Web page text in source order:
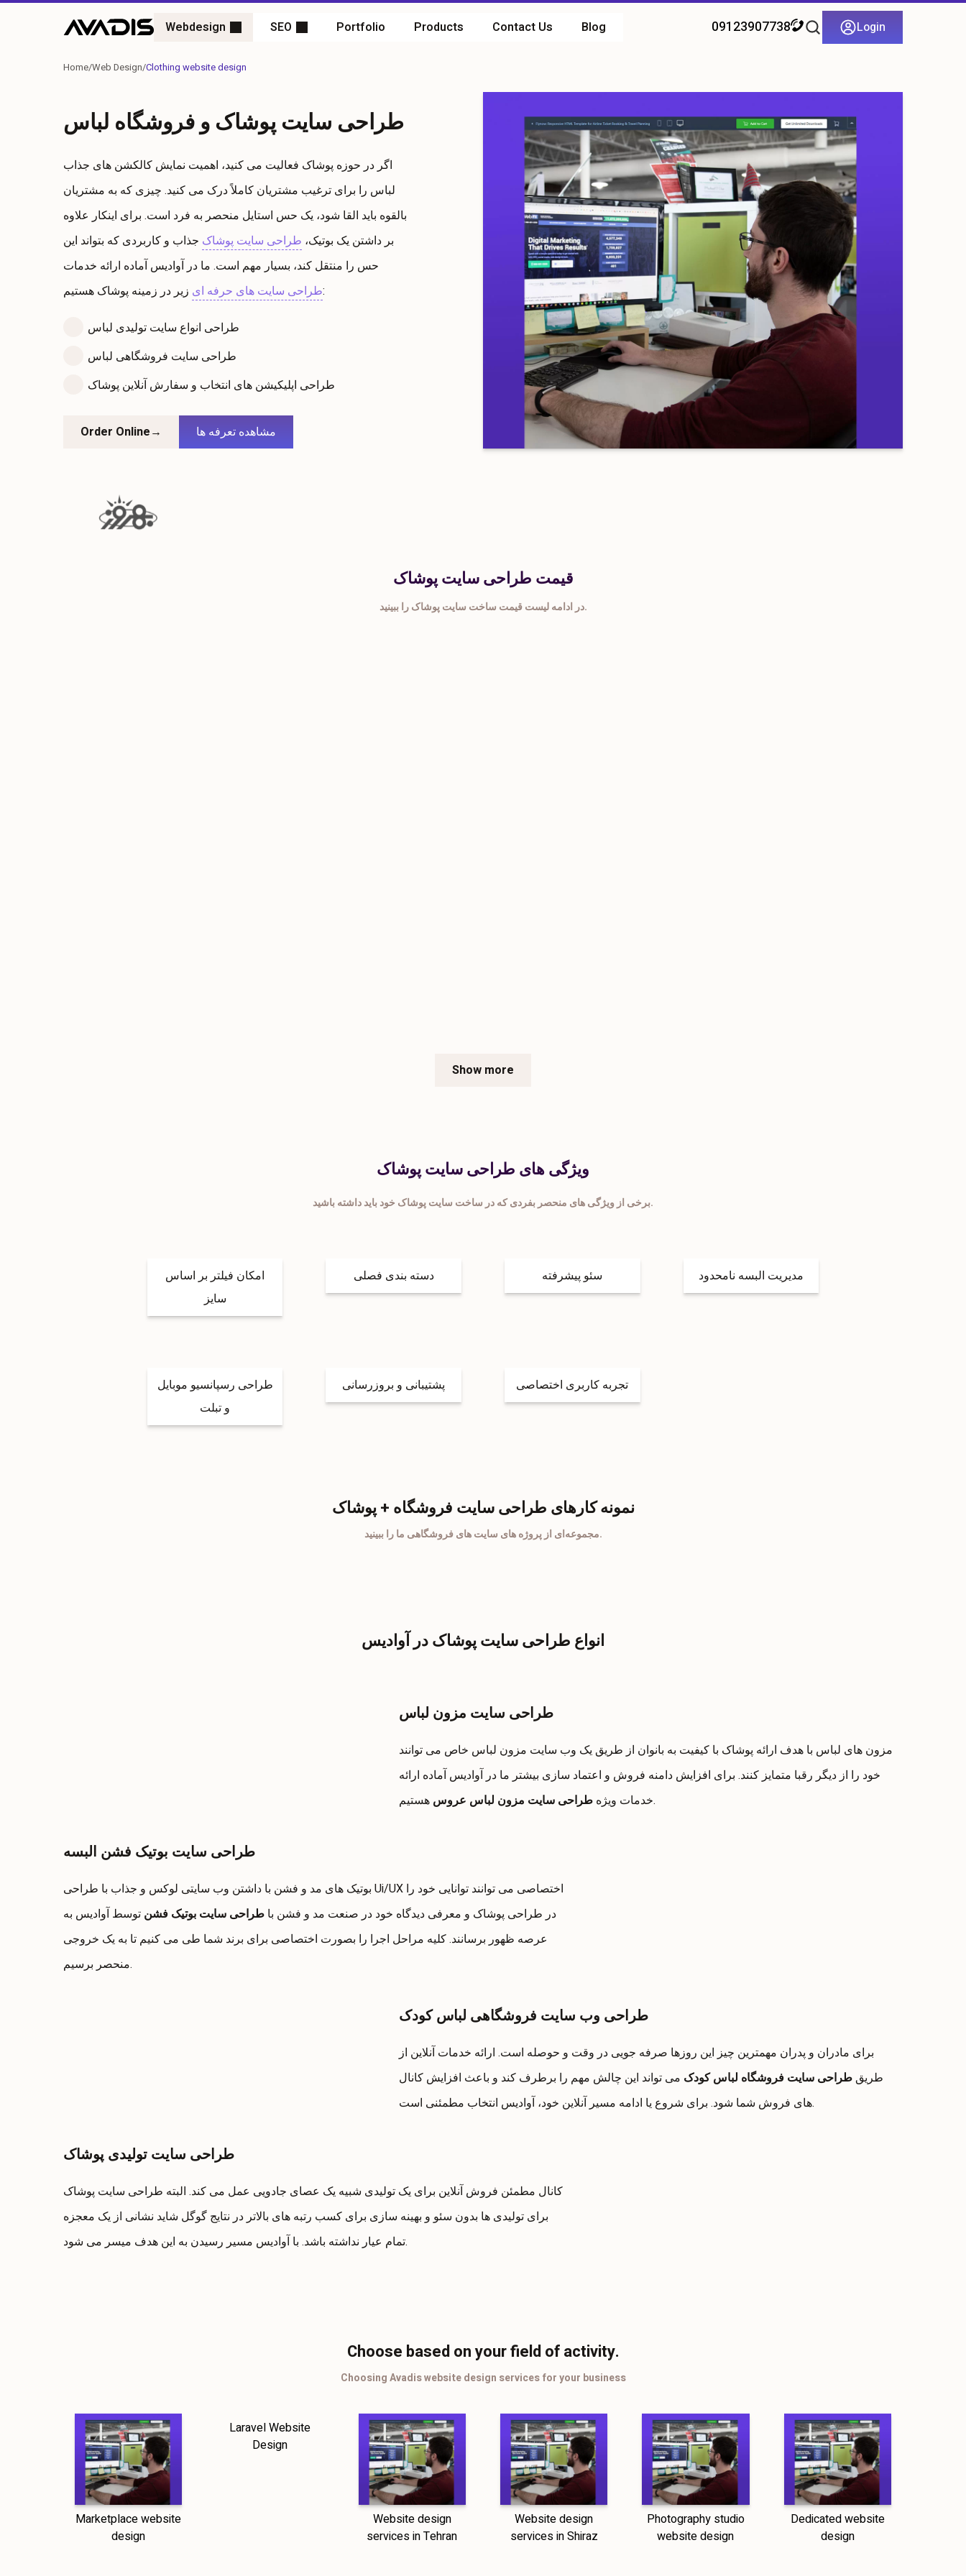
Webdesign SEO Portfolio Products Contact Us Blog 09123907738 Login
Home/Web Design/Clothing website design
طراحی سایت پوشاک و فروشگاه لباس
اگر در حوزه پوشاک فعالیت می کنید، اهمیت نمایش کالکشن های جذاب
لباس را برای ترغیب مشتریان کاملاً درک می کنید. چیزی که به مشتریان
بالقوه باید القا شود، یک حس استایل منحصر به فرد است. برای اینکار علاوه
بر داشتن یک بوتیک، طراحی سایت پوشاک جذاب و کاربردی که بتواند این
حس را منتقل کند، بسیار مهم است. ما در آوادیس آماده ارائه خدمات
طراحی سایت های حرفه ایزیر در زمینه پوشاک هستیم:
طراحی انواع سایت تولیدی لباس
طراحی سایت فروشگاهی لباس
طراحی اپلیکیشن های انتخاب و سفارش آنلاین پوشاک
Order Online← مشاهده تعرفه ها
قیمت طراحی سایت پوشاک
در ادامه لیست قیمت ساخت سایت پوشاک را ببینید.
Show more
ویژگی های طراحی سایت پوشاک
برخی از ویژگی های منحصر بفردی که در ساخت سایت پوشاک خود باید داشته باشید.
امکان فیلتر بر اساس
سایز
دسته بندی فصلی سئو پیشرفته مدیریت البسه نامحدود
طراحی رسپانسیو موبایل
و تبلت
پشتیبانی و بروزرسانی تجربه کاربری اختصاصی
نمونه کارهای طراحی سایت فروشگاه + پوشاک
مجموعه‌ای از پروژه های سایت های فروشگاهی ما را ببینید.
انواع طراحی سایت پوشاک در آوادیس
طراحی سایت مزون لباس
مزون های لباس با هدف ارائه پوشاک با کیفیت به بانوان از طریق یک وب سایت مزون لباس خاص می توانند
خود را از دیگر رقبا متمایز کنند. برای افزایش دامنه فروش و اعتماد سازی بیشتر ما در آوادیس آماده ارائه
خدمات ویژه طراحی سایت مزون لباس عروس هستیم.
طراحی سایت بوتیک فشن البسه
بوتیک های مد و فشن با داشتن وب سایتی لوکس و جذاب با طراحی Ui/UX اختصاصی می توانند توانایی خود را
در طراحی پوشاک و معرفی دیدگاه خود در صنعت مد و فشن با طراحی سایت بوتیک فشن توسط آوادیس به
عرصه ظهور برسانند. کلیه مراحل اجرا را بصورت اختصاصی برای برند شما طی می کنیم تا به یک خروجی
منحصر برسیم.
طراحی وب سایت فروشگاهی لباس کودک
برای مادران و پدران مهمترین چیز این روزها صرفه جویی در وقت و حوصله است. ارائه خدمات آنلاین از
طریقطراحی سایت فروشگاه لباس کودک می تواند این چالش مهم را برطرف کند و باعث افزایش کانال
های فروش شما شود. برای شروع یا ادامه مسیر آنلاین خود، آوادیس انتخاب مطمئنی است.
طراحی سایت تولیدی پوشاک
کانال مطمئن فروش آنلاین برای یک تولیدی شبیه یک عصای جادویی عمل می کند. البته طراحی سایت پوشاک
برای تولیدی ها بدون سئو و بهینه سازی برای کسب رتبه های بالاتر در نتایج گوگل شاید نشانی از یک معجزه
تمام عیار نداشته باشد. با آوادیس مسیر رسیدن به این هدف میسر می شود.
Choose based on your field of activity.
Choosing Avadis website design services for your business
Marketplace website
design
Laravel Website
Design
Website design
services in Tehran
Website design
services in Shiraz
Photography studio
website design
Dedicated website
design